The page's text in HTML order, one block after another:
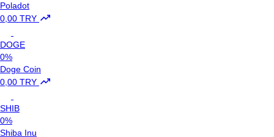
Poladot
0,00 TRY
DOGE
0%
Doge Coin
0,00 TRY
SHIB
0%
Shiba Inu